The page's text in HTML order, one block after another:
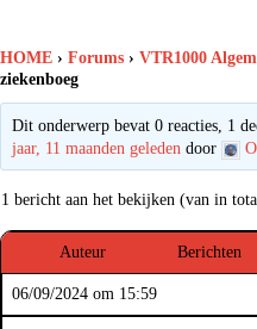
HOME › Forums › VTR1000
ziekenboeg
Dit onderwerp bevat 0 reacties, 1
jaar, 11 maanden geleden door
1 bericht aan het bekijken (van in
Auteur Berichten
06/09/2024 om 15:59